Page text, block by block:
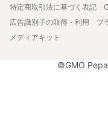
特定商取引法に基づく表記
広告識別子の取得・利用
プ
メディアキット
©GMO